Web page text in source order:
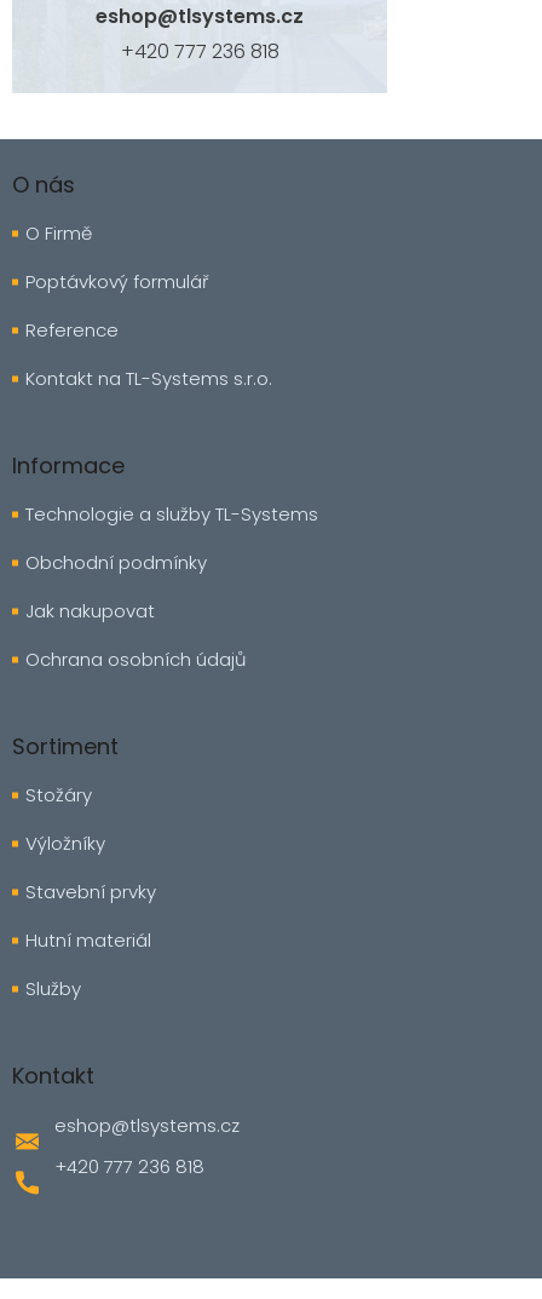
eshop@tlsystems.cz
+420 777 236 818
á
a
O nás
O Firmě
Poptávkový formulář
Reference
Kontakt na TL-Systems s.r.o.
Informace
Technologie a služby TL-Systems
Obchodní podmínky
Jak nakupovat
Ochrana osobních údajů
Sortiment
Stožáry
Výložníky
Stavební prvky
Hutní materiál
Služby
Kontakt
eshop@tlsystems.cz
+420 777 236 818